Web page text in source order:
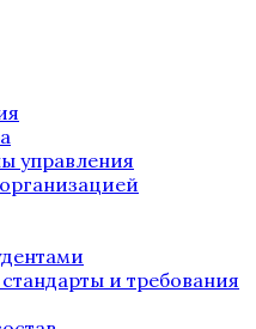
управления
и требования